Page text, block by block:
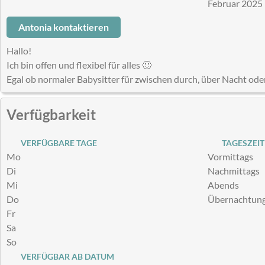
Februar 2025
Antonia kontaktieren
Hallo!
Ich bin offen und flexibel für alles 🙂
Egal ob normaler Babysitter für zwischen durch, über Nacht
Verfügbarkeit
VERFÜGBARE TAGE
Mo
Di
Mi
Do
Fr
Sa
So
TAGESZEIT
Vormittags
Nachmittags
Abends
VERFÜGBAR AB DATUM